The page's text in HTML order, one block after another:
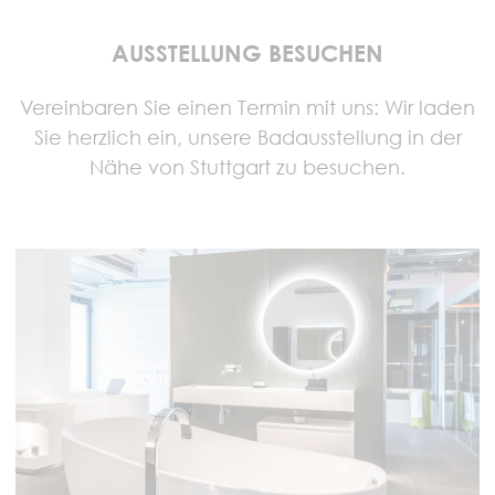
AUSSTELLUNG BESUCHEN
Vereinbaren Sie einen Termin mit uns: Wir laden
Sie herzlich ein, unsere Badausstellung in der
Nähe von Stuttgart zu besuchen.